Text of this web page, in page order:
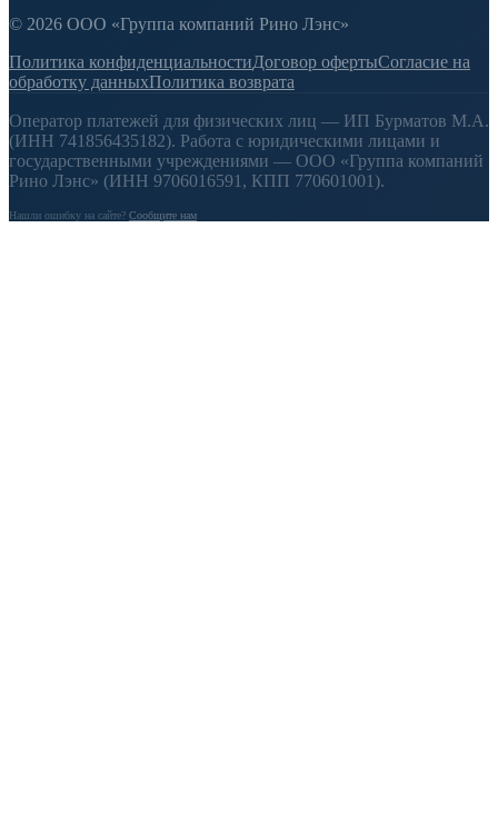
© 2026 ООО «Группа компаний Рино Лэнс»
Политика конфиденциальностиДоговор офертыСогласие на
обработку данныхПолитика возврата
Оператор платежей для физических лиц — ИП Бурматов М.А.
(ИНН 741856435182). Работа с юридическими лицами и
государственными учреждениями — ООО «Группа компаний
Рино Лэнс» (ИНН 9706016591, КПП 770601001).
Нашли ошибку на сайте? Сообщите нам